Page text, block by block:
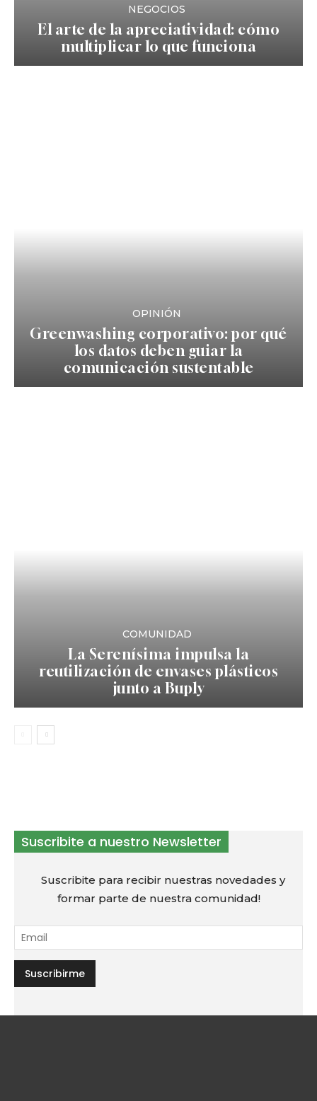
NEGOCIOS
El arte de la apreciatividad: cómo
multiplicar lo que funciona
OPINIÓN
Greenwashing corporativo: por qué
los datos deben guiar la
comunicación sustentable
COMUNIDAD
La Serenísima impulsa la
reutilización de envases plásticos
junto a Buply
Suscribite a nuestro Newsletter
Suscribite para recibir nuestras novedades y
formar parte de nuestra comunidad!